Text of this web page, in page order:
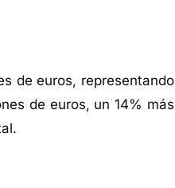
de euros, representando
de euros, un 14% más